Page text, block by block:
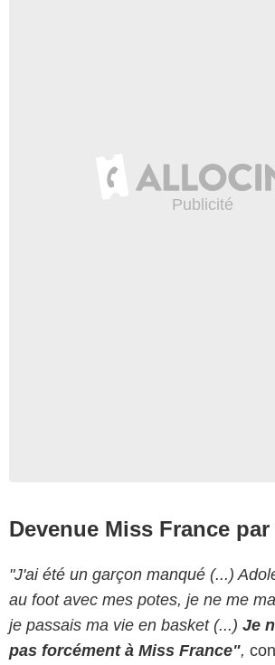
Devenue Miss France
"J'ai été un garçon manqué (...)
au foot avec mes potes, je ne me
je passais ma vie en basket (...) Je
pas forcément à Miss France",